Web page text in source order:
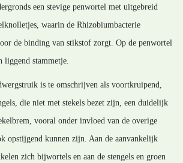
een stevige penwortel met uitgebreid
waarin de Rhizobiumbacterie
de binding van stikstof zorgt. Op de penwortel
liggend stammetje.
is te omschrijven als voortkruipend,
die niet met stekels bezet zijn, een duidelijk
vooral onder invloed van de overige
opstijgend kunnen zijn. Aan de aanvankelijk
zich bijwortels en aan de stengels en groen